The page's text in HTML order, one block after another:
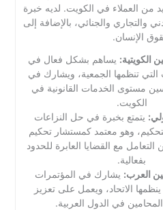
من العملاء في الكويت. لديه خبرة
والتجاري والجنائي، بالإضافة إلى
الإنسان.
الكويتية: يساهم بشكل فعال في
التي تنظمها الجمعية، ويشارك في
مستوى الخدمات القانونية في
الكويت.
يتمتع بخبرة في حل النزاعات
وهو معتمد كمستشار تحكيم
مع القضايا العابرة للحدود
بفعالية.
العرب: يشارك في المؤتمرات
الاتحاد، ويعمل على تعزيز
في الدول العربية.